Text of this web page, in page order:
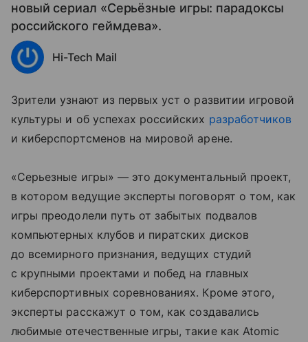
новый сериал «Серьёзные игры: парадоксы
российского геймдева».
Hi-Tech Mail
Зрители узнают из первых уст о развитии игровой
культуры и об успехах российских разработчиков
и киберспортсменов на мировой арене.
«Серьезные игры» — это документальный проект,
в котором ведущие эксперты поговорят о том, как
игры преодолели путь от забытых подвалов
компьютерных клубов и пиратских дисков
до всемирного признания, ведущих студий
с крупными проектами и побед на главных
киберспортивных соревнованиях. Кроме этого,
эксперты расскажут о том, как создавались
любимые отечественные игры, такие как Atomic